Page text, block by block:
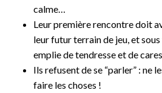
calme…
Leur première rencontre doit
leur futur terrain de jeu, et
emplie de tendresse et de
Ils refusent de se “parler” : ne
faire les choses !